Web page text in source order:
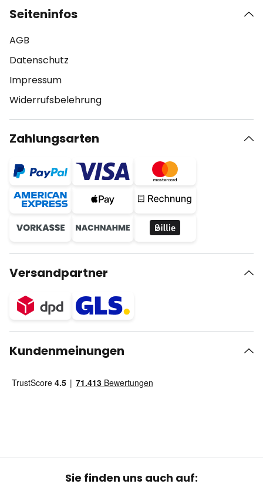
Seiteninfos
AGB
Datenschutz
Impressum
Widerrufsbelehrung
Zahlungsarten
Versandpartner
Kundenmeinungen
Sie finden uns auch auf: